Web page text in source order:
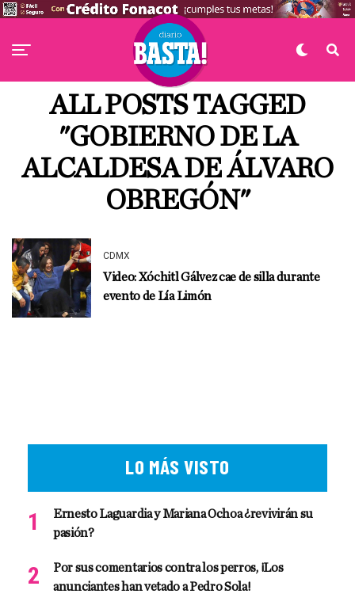
ALL POSTS TAGGED
"GOBIERNO DE LA
ALCALDESA DE ÁLVARO
OBREGÓN"
CDMX
Video: Xóchitl Gálvez cae de silla durante
evento de Lía Limón
LO MÁS VISTO
Ernesto Laguardia y Mariana Ochoa ¿revivirán su
pasión?
Por sus comentarios contra los perros, ¡Los
anunciantes han vetado a Pedro Sola!